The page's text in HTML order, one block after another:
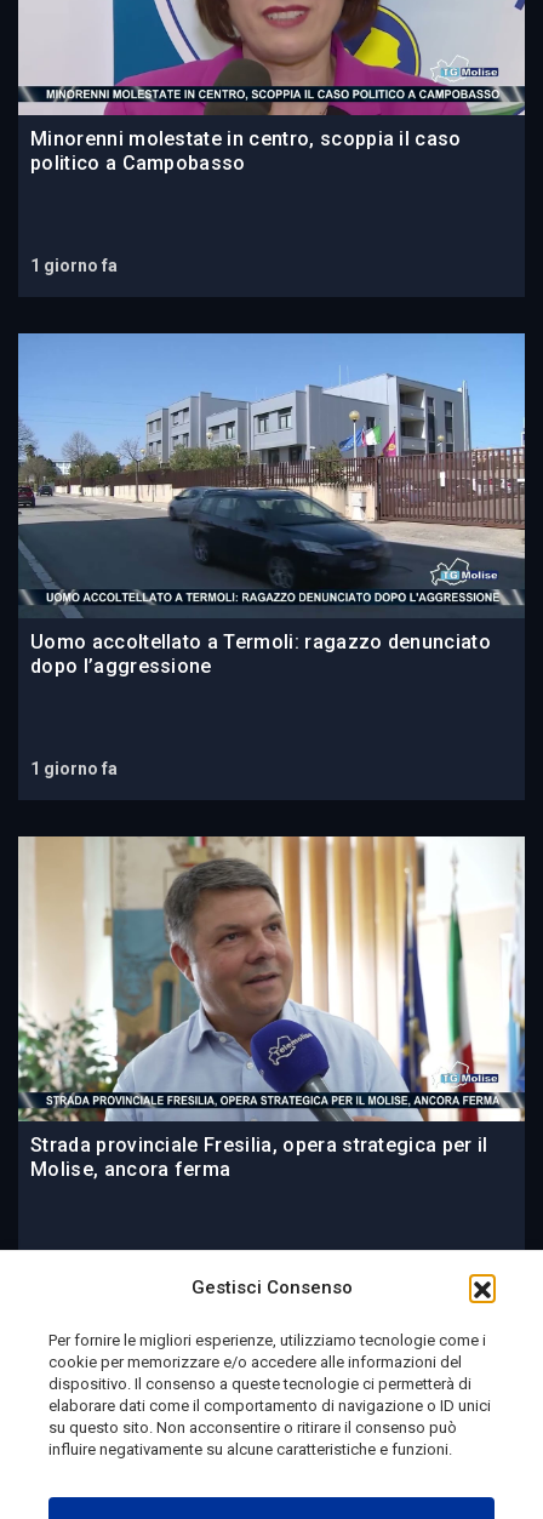
Gestisci Consenso
Per fornire le migliori esperienze, utilizziamo tecnologie come i
cookie per memorizzare e/o accedere alle informazioni del
dispositivo. Il consenso a queste tecnologie ci permetterà di
elaborare dati come il comportamento di navigazione o ID unici
su questo sito. Non acconsentire o ritirare il consenso può
influire negativamente su alcune caratteristiche e funzioni.
Minorenni molestate in centro, scoppia il caso
politico a Campobasso
1 giorno fa
Uomo accoltellato a Termoli: ragazzo denunciato
dopo l’aggressione
1 giorno fa
Strada provinciale Fresilia, opera strategica per il
Molise, ancora ferma
Telemolise - reg. Tribunale di Campobasso n. 133 del
10/08/1982 - Direttore Responsabile:MANUELA
PETESCIA